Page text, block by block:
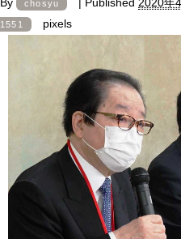
chosyu
1551 pixels